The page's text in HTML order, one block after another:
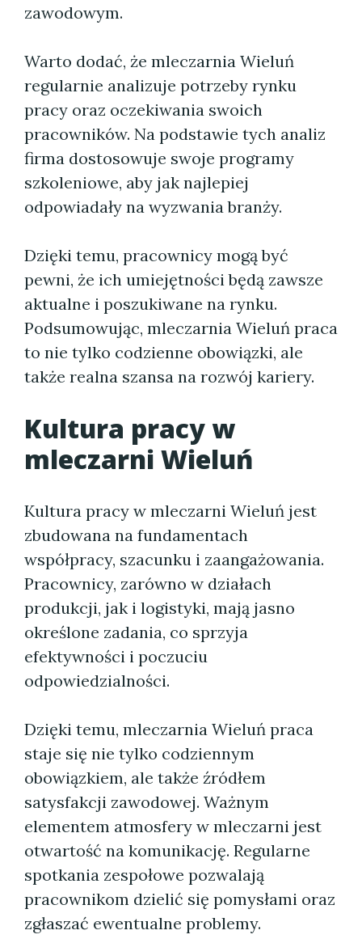
zawodowym.
Warto dodać, że mleczarnia Wieluń
regularnie analizuje potrzeby rynku
pracy oraz oczekiwania swoich
pracowników. Na podstawie tych analiz
firma dostosowuje swoje programy
szkoleniowe, aby jak najlepiej
odpowiadały na wyzwania branży.
Dzięki temu, pracownicy mogą być
pewni, że ich umiejętności będą zawsze
aktualne i poszukiwane na rynku.
Podsumowując, mleczarnia Wieluń praca
to nie tylko codzienne obowiązki, ale
także realna szansa na rozwój kariery.
Kultura pracy w
mleczarni Wieluń
Kultura pracy w mleczarni Wieluń jest
zbudowana na fundamentach
współpracy, szacunku i zaangażowania.
Pracownicy, zarówno w działach
produkcji, jak i logistyki, mają jasno
określone zadania, co sprzyja
efektywności i poczuciu
odpowiedzialności.
Dzięki temu, mleczarnia Wieluń praca
staje się nie tylko codziennym
obowiązkiem, ale także źródłem
satysfakcji zawodowej. Ważnym
elementem atmosfery w mleczarni jest
otwartość na komunikację. Regularne
spotkania zespołowe pozwalają
pracownikom dzielić się pomysłami oraz
zgłaszać ewentualne problemy.